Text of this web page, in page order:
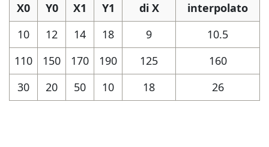
X0 Y0 X1 Y1
di X
interpolato
10
12 14 18 9
10.5
110
150 170 190 125
160
30
20 50 10 18 26